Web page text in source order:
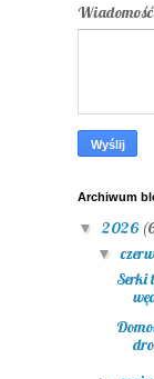
Wiadomość
Archiwum
▼ 2026
▼
Serki